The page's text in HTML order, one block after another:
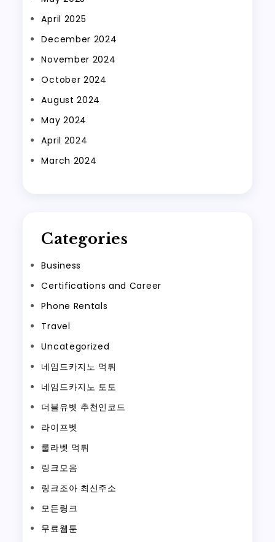
April 2025
December 2024
November 2024
October 2024
August 2024
May 2024
April 2024
March 2024
Categories
Business
Certifications and Career
Phone Rentals
Travel
Uncategorized
네임드카지노 먹튀
네임드카지노 토토
더블유벳 추천인코드
라이프벳
룰라벳 먹튀
링크모음
링크조아 최신주소
모든링크
무료웹툰